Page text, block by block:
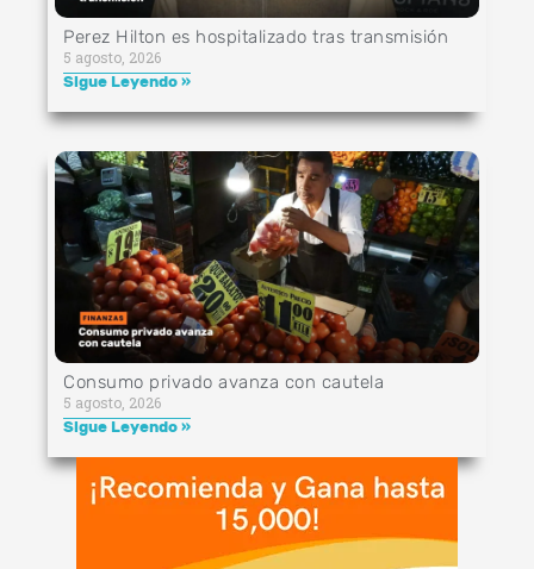
Perez Hilton es hospitalizado tras transmisión
5 agosto, 2026
Sigue Leyendo »
Consumo privado avanza con cautela
5 agosto, 2026
Sigue Leyendo »